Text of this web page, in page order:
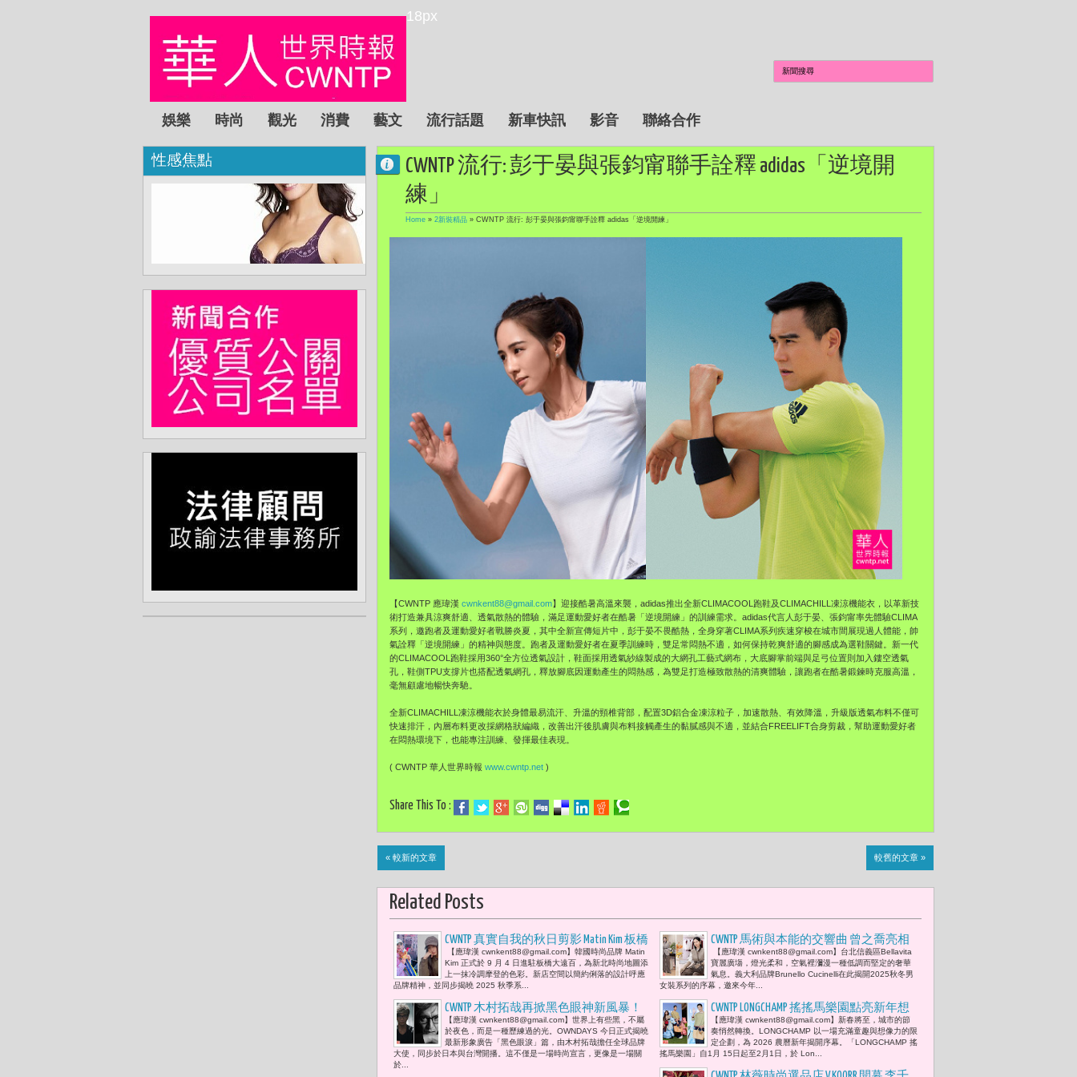
18px
娛樂 時尚 觀光 消費 藝文 流行話題 新車快訊 影音 聯絡合作
CWNTP 流行: 彭于晏與張鈞甯聯手詮釋 adidas「逆境開
練」
Home » 2新裝精品 » CWNTP 流行: 彭于晏與張鈞甯聯手詮釋 adidas「逆境開練」
【CWNTP 應瑋漢 cwnkent88@gmail.com】迎接酷暑高溫來襲，adidas推出全新CLIMACOOL跑鞋及CLIMACHILL凍涼機能衣，以革新技
術打造兼具涼爽舒適、透氣散熱的體驗，滿足運動愛好者在酷暑「逆境開練」的訓練需求。adidas代言人彭于晏、張鈞甯率先體驗CLIMA
系列，邀跑者及運動愛好者戰勝炎夏，其中全新宣傳短片中，彭于晏不畏酷熱，全身穿著CLIMA系列疾速穿梭在城市間展現過人體能，帥
氣詮釋「逆境開練」的精神與態度。跑者及運動愛好者在夏季訓練時，雙足常悶熱不適，如何保持乾爽舒適的腳感成為選鞋關鍵。新一代
的CLIMACOOL跑鞋採用360°全方位透氣設計，鞋面採用透氣紗線製成的大網孔工藝式網布，大底腳掌前端與足弓位置則加入鏤空透氣
孔，鞋側TPU支撐片也搭配透氣網孔，釋放腳底因運動產生的悶熱感，為雙足打造極致散熱的清爽體驗，讓跑者在酷暑鍛鍊時克服高溫，
毫無顧慮地暢快奔馳。
全新CLIMACHILL凍涼機能衣於身體最易流汗、升溫的頸椎背部，配置3D鋁合金凍涼粒子，加速散熱、有效降溫，升級版透氣布料不僅可
快速排汗，內層布料更改採網格狀編織，改善出汗後肌膚與布料接觸產生的黏膩感與不適，並結合FREELIFT合身剪裁，幫助運動愛好者
在悶熱環境下，也能專注訓練、發揮最佳表現。
( CWNTP 華人世界時報 www.cwntp.net )
Share This To :
« 較新的文章 較舊的文章 »
Related Posts
CWNTP 真實自我的秋日剪影 Matin Kim 板橋
大遠百新店開幕 葉舒華，i-dle Miteon，木
村光希，TWICE周子瑜及志效眾星愛牌 率
性與感性並存的美學展現
【應瑋漢 cwnkent88@gmail.com】韓國時尚品牌 Matin
Kim 正式於 9 月 4 日進駐板橋大遠百，為新北時尚地圖添
上一抹冷調摩登的色彩。新店空間以簡約俐落的設計呼應
品牌精神，並同步揭曉 2025 秋季系...
CWNTP 馬術與本能的交響曲 曾之喬亮相
Brunello Cucinelli 2025秋冬大秀
【應瑋漢 cwnkent88@gmail.com】台北信義區Bellavita
寶麗廣塲，燈光柔和，空氣裡瀰漫一種低調而堅定的奢華
氣息。義大利品牌Brunello Cucinelli在此揭開2025秋冬男
女裝系列的序幕，邀來今年...
CWNTP 木村拓哉再掀黑色眼神新風暴！
OWNDAYS全球廣告開播 展現「進化中的
大人」新美學
【應瑋漢 cwnkent88@gmail.com】世界上有些黑，不屬
於夜色，而是一種歷練過的光。OWNDAYS 今日正式揭曉
最新形象廣告「黑色眼淚」篇，由木村拓哉擔任全球品牌
大使，同步於日本與台灣開播。這不僅是一場時尚宣言，更像是一場關
於...
CWNTP LONGCHAMP 搖搖馬樂園點亮新年想
像 奔馬入春 宋芸樺與禾浩辰與您童心
回歸
【應瑋漢 cwnkent88@gmail.com】新春將至，城市的節
奏悄然轉換。LONGCHAMP 以一場充滿童趣與想像力的限
定企劃，為 2026 農曆新年揭開序幕。「LONGCHAMP 搖
搖馬樂園」自1月 15日起至2月1日，於 Lon...
性感焦點